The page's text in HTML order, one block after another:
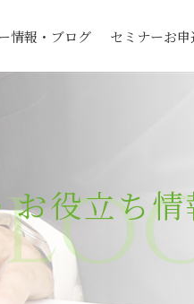
情報・ブログ セミナーお申
お役立ち情